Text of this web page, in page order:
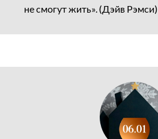
не смогут жить». (Дэйв Рэмси)